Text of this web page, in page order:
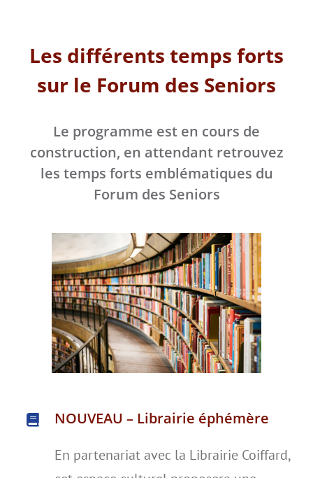
Les différents temps forts
sur le Forum des Seniors
Le programme est en cours de
construction, en attendant retrouvez
les temps forts emblématiques du
Forum des Seniors
NOUVEAU – Librairie éphémère
En partenariat avec la Librairie Coiffard,